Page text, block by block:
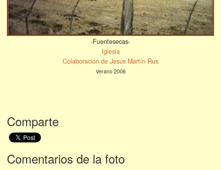
-Fuentesecas-
Iglesia
Colaboración de Jesús Martín Rus
Verano 2006
Comparte
Comentarios de la foto